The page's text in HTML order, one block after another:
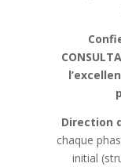
Direction
chaque
initial